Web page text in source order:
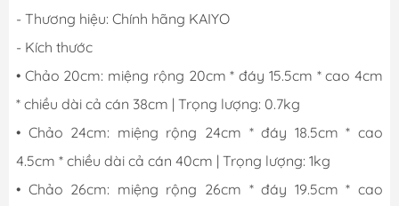
- Thương hiệu: Chính hãng KAIYO
- Kích thước
• Chảo 20cm: miệng rộng 20cm * đáy 15.5cm * cao 4cm
* chiều dài cả cán 38cm | Trọng lượng: 0.7kg
• Chảo 24cm: miệng rộng 24cm * đáy 18.5cm * cao
4.5cm * chiều dài cả cán 40cm | Trọng lượng: 1kg
• Chảo 26cm: miệng rộng 26cm * đáy 19.5cm * cao